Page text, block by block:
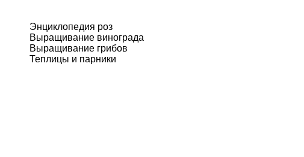
Энциклопедия роз
Выращивание винограда
Выращивание грибов
Теплицы и парники